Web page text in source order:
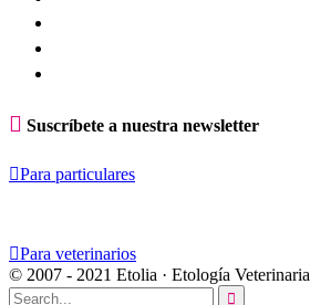
 Suscríbete a nuestra newsletter
Para particulares
Para veterinarios
© 2007 - 2021 Etolia · Etología Veterinaria
